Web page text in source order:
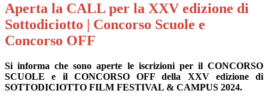
Aperta la CALL per la XXV edizione di
Sottodiciotto | Concorso Scuole e
Concorso OFF
Si informa che sono aperte le iscrizioni per il CONCORSO
SCUOLE e il CONCORSO OFF della XXV edizione di
SOTTODICIOTTO FILM FESTIVAL & CAMPUS 2024.